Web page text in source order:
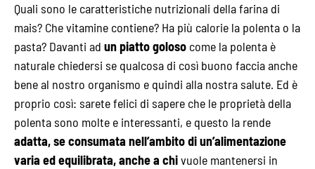
Quali sono le caratteristiche nutrizionali della farina di
mais? Che vitamine contiene? Ha più calorie la polenta o la
pasta? Davanti ad un piatto goloso come la polenta è
naturale chiedersi se qualcosa di così buono faccia anche
bene al nostro organismo e quindi alla nostra salute. Ed è
proprio così: sarete felici di sapere che le proprietà della
polenta sono molte e interessanti, e questo la rende
adatta, se consumata nell’ambito di un’alimentazione
varia ed equilibrata, anche a chivuole mantenersi in